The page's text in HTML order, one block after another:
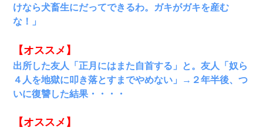
けなら犬畜生にだってできるわ。ガキがガキを産む
な！」
【オススメ】
出所した友人「正月にはまた自首する」と。友人「奴ら
４人を地獄に叩き落とすまでやめない」→２年半後、つ
いに復讐した結果・・・・
【オススメ】